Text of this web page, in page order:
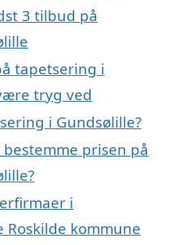
3 tilbud på
tapetsering i
tryg ved
i Gundsølille?
prisen på
i
kommune